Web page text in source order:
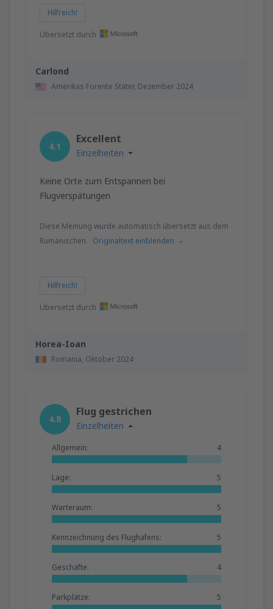
Carlond
Amerikas Forente Stater, Dezember 2024
Hilfreich!
Übersetzt durch
Horea-Ioan
Romania, Oktober 2024
4.1
Excellent
Einzelheiten
Keine Orte zum Entspannen bei
Flugverspätungen
Diese Meinung wurde automatisch übersetzt aus dem
Rumänischen. Originaltext einblenden
Hilfreich!
Übersetzt durch
4.8
Flug gestrichen
Einzelheiten
Allgemein: 4
Lage: 5
Warteraum: 5
Kennzeichnung des Flughafens: 5
Geschäfte: 4
Parkplätze: 5